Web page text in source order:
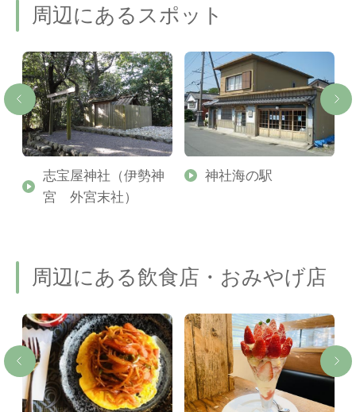
周辺にあるスポット
志宝屋神社（伊勢神
宮 外宮末社）
神社海の駅
周辺にある飲食店・おみやげ店